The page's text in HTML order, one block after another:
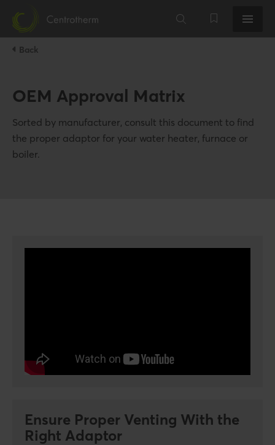
Back
OEM Approval Matrix
Sorted by manufacturer, consult this document to find
the proper adaptor for your water heater, furnace or
boiler.
Ensure Proper Venting With the
Right Adaptor